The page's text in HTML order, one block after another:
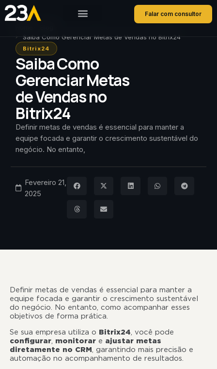
Falar com consultor
Saiba Como Gerenciar Metas de Vendas no Bitrix24
Bitrix24
Saiba Como
Gerenciar Metas
de Vendas no
Bitrix24
Definir metas de vendas é essencial para manter a
equipe focada e garantir o crescimento sustentável do
negócio. No entanto,
Fevereiro 21,
2025
Definir metas de vendas é essencial para manter a
equipe focada e garantir o crescimento sustentável
do negócio. No entanto, como acompanhar esses
objetivos de forma prática.
Se sua empresa utiliza o Bitrix24, você pode
configurar, monitorar e ajustar metas
diretamente no CRM, garantindo mais precisão e
automação no acompanhamento de resultados.